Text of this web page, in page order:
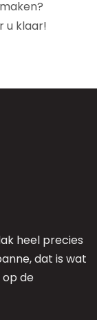
u klaar!
heel precies
dat is wat
de